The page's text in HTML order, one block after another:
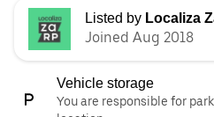
Listed by Localiza
Joined Aug 2018
Vehicle storage
You are responsible for